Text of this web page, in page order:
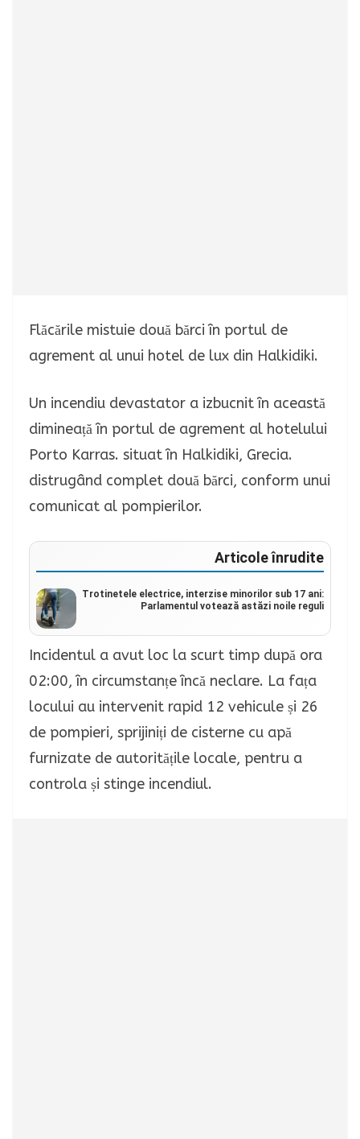
Flăcările mistuie două bărci în portul de
agrement al unui hotel de lux din Halkidiki.
Un incendiu devastator a izbucnit în această
dimineață în portul de agrement al hotelului
Porto Karras. situat în Halkidiki, Grecia.
distrugând complet două bărci, conform unui
comunicat al pompierilor.
Articole înrudite
Trotinetele electrice, interzise minorilor sub 17 ani:
Parlamentul votează astăzi noile reguli
Incidentul a avut loc la scurt timp după ora
02:00, în circumstanțe încă neclare. La fața
locului au intervenit rapid 12 vehicule și 26
de pompieri, sprijiniți de cisterne cu apă
furnizate de autoritățile locale, pentru a
controla și stinge incendiul.